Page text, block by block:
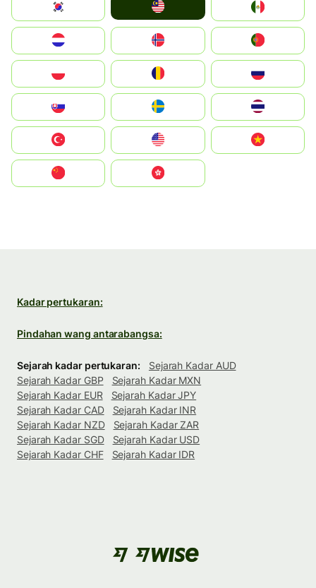
South Korea
United States
中國香港特別行政區
Kadar pertukaran:
Pindahan wang antarabangsa:
Sejarah kadar pertukaran:
Sejarah Kadar AUD
Sejarah Kadar GBP
Sejarah Kadar MXN
Sejarah Kadar EUR
Sejarah Kadar JPY
Sejarah Kadar CAD
Sejarah Kadar INR
Sejarah Kadar NZD
Sejarah Kadar ZAR
Sejarah Kadar SGD
Sejarah Kadar USD
Sejarah Kadar CHF
Sejarah Kadar IDR